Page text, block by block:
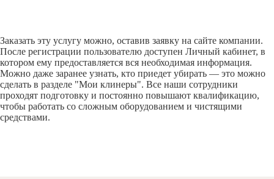
Заказать эту услугу можно, оставив заявку на сайте компании.
После регистрации пользователю доступен Личный кабинет, в
котором ему предоставляется вся необходимая информация.
Можно даже заранее узнать, кто приедет убирать — это можно
сделать в разделе "Мои клинеры". Все наши сотрудники
проходят подготовку и постоянно повышают квалификацию,
чтобы работать со сложным оборудованием и чистящими
средствами.